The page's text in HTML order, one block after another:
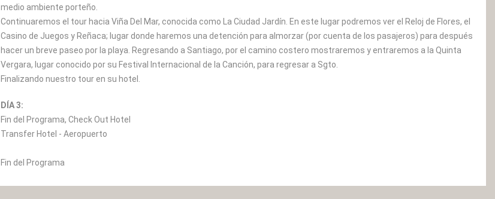
medio ambiente porteño.
Continuaremos el tour hacia Viña Del Mar, conocida como La Ciudad Jardín. En este lugar podremos ver el Reloj de Flores, el
Casino de Juegos y Reñaca; lugar donde haremos una detención para almorzar (por cuenta de los pasajeros) para después
hacer un breve paseo por la playa. Regresando a Santiago, por el camino costero mostraremos y entraremos a la Quinta
Vergara, lugar conocido por su Festival Internacional de la Canción, para regresar a Sgto.
Finalizando nuestro tour en su hotel.
DÍA 3:
Fin del Programa, Check Out Hotel
Transfer Hotel - Aeropuerto
Fin del Programa